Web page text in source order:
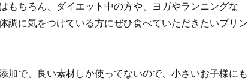
もちろん、ダイエット中の方や、ヨガやランニングな
調に気をつけている方にぜひ食べていただきたいプリン
加で、良い素材しか使ってないので、小さいお子様にも